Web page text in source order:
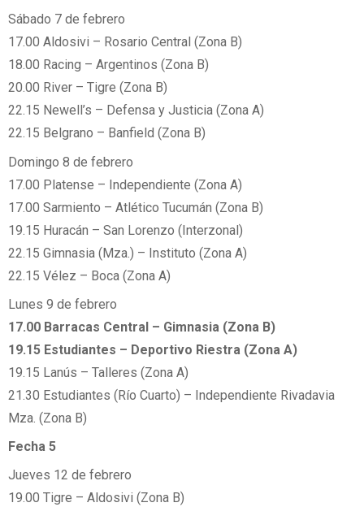
Sábado 7 de febrero
17.00 Aldosivi – Rosario Central (Zona B)
18.00 Racing – Argentinos (Zona B)
20.00 River – Tigre (Zona B)
22.15 Newell’s – Defensa y Justicia (Zona A)
22.15 Belgrano – Banfield (Zona B)
Domingo 8 de febrero
17.00 Platense – Independiente (Zona A)
17.00 Sarmiento – Atlético Tucumán (Zona B)
19.15 Huracán – San Lorenzo (Interzonal)
22.15 Gimnasia (Mza.) – Instituto (Zona A)
22.15 Vélez – Boca (Zona A)
Lunes 9 de febrero
17.00 Barracas Central – Gimnasia (Zona B)
19.15 Estudiantes – Deportivo Riestra (Zona A)
19.15 Lanús – Talleres (Zona A)
21.30 Estudiantes (Río Cuarto) – Independiente Rivadavia
Mza. (Zona B)
Fecha 5
Jueves 12 de febrero
19.00 Tigre – Aldosivi (Zona B)